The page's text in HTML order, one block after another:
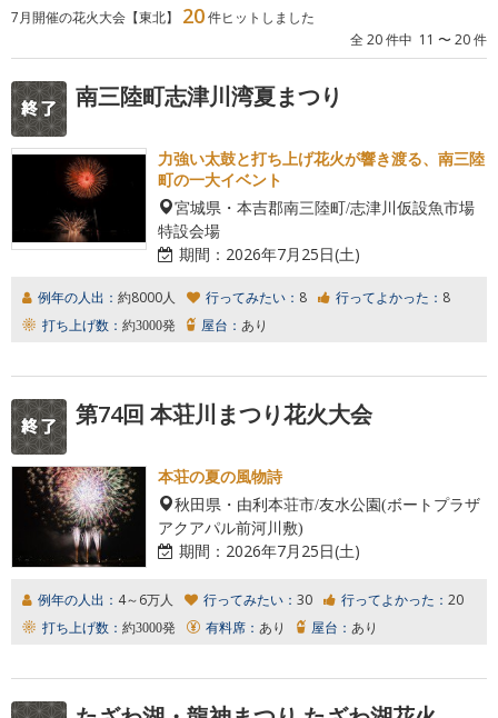
7月開催の花火大会【東北】 20件ヒットしました
全 20 件中 11 〜 20 件
南三陸町志津川湾夏まつり
力強い太鼓と打ち上げ花火が響き渡る、南三陸
町の一大イベント
宮城県・本吉郡南三陸町/志津川仮設魚市場
特設会場
期間： 2026年7月25日(土)
例年の人出： 約8000人 行ってみたい： 8 行ってよかった： 8
打ち上げ数： 約3000発 屋台： あり
第74回 本荘川まつり花火大会
本荘の夏の風物詩
秋田県・由利本荘市/友水公園(ボートプラザ
アクアパル前河川敷)
期間： 2026年7月25日(土)
例年の人出： 4～6万人 行ってみたい： 30 行ってよかった： 20
打ち上げ数： 約3000発 有料席： あり 屋台： あり